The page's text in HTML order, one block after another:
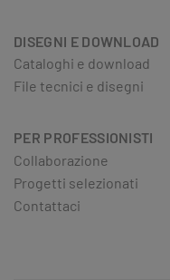
DISEGNI E DOWNLOAD
Cataloghi e download
File tecnici e disegni
PER PROFESSIONISTI
Collaborazione
Progetti selezionati
Contattaci